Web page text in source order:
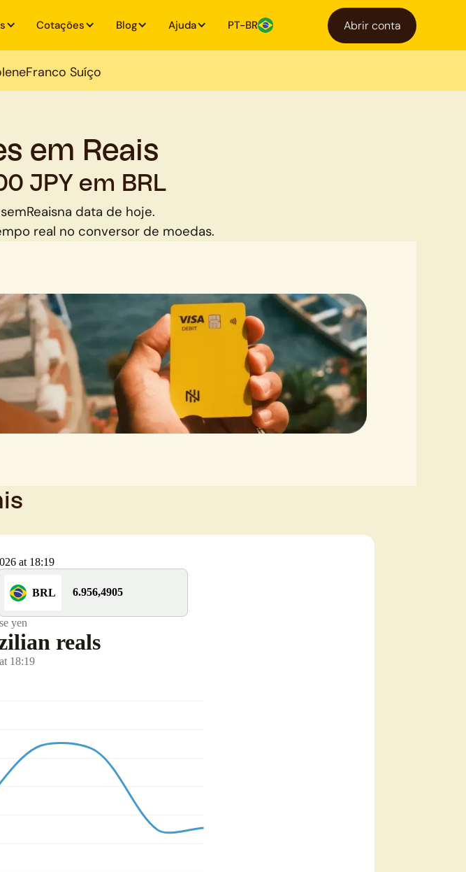
Cotações Blog Ajuda PT-BR Abrir conta
IeneFranco Suíço
em Reais
JPY em BRL
emReaisna data de hoje.
real no conversor de moedas.